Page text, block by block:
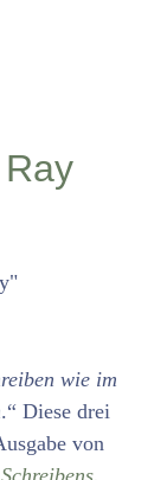
wie im
.“ Diese drei
von